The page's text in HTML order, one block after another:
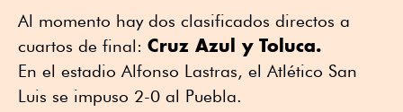
Al momento hay dos clasificados directos a
cuartos de final: Cruz Azul y Toluca.
En el estadio Alfonso Lastras, el Atlético San
Luis se impuso 2-0 al Puebla.